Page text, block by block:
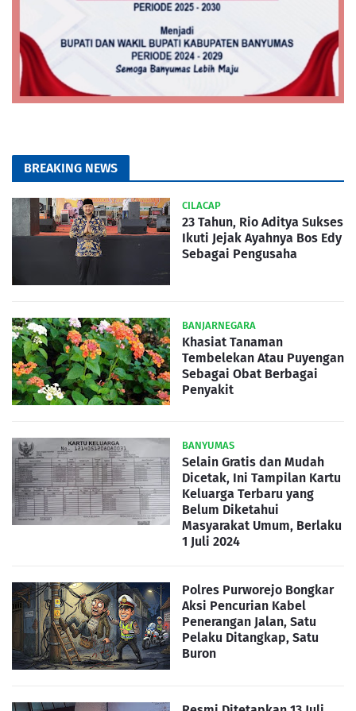
BREAKING NEWS
CILACAP
23 Tahun, Rio Aditya Sukses
Ikuti Jejak Ayahnya Bos Edy
Sebagai Pengusaha
BANJARNEGARA
Khasiat Tanaman
Tembelekan Atau Puyengan
Sebagai Obat Berbagai
Penyakit
BANYUMAS
Selain Gratis dan Mudah
Dicetak, Ini Tampilan Kartu
Keluarga Terbaru yang
Belum Diketahui
Masyarakat Umum, Berlaku
1 Juli 2024
Polres Purworejo Bongkar
Aksi Pencurian Kabel
Penerangan Jalan, Satu
Pelaku Ditangkap, Satu
Buron